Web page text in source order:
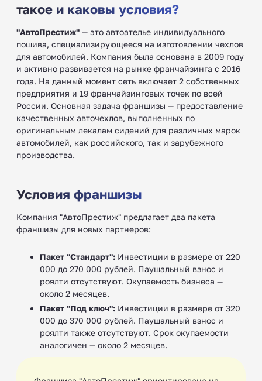
такое и каковы условия?
"АвтоПрестиж" — это автоателье индивидуального
пошива, специализирующееся на изготовлении чехлов
для автомобилей. Компания была основана в 2009 году
и активно развивается на рынке франчайзинга с 2016
года. На данный момент сеть включает 2 собственных
предприятия и 19 франчайзинговых точек по всей
России. Основная задача франшизы — предоставление
качественных авточехлов, выполненных по
оригинальным лекалам сидений для различных марок
автомобилей, как российского, так и зарубежного
производства.
Условия франшизы
Компания "АвтоПрестиж" предлагает два пакета
франшизы для новых партнеров:
Пакет "Стандарт": Инвестиции в размере от 220
000 до 270 000 рублей. Паушальный взнос и
роялти отсутствуют. Окупаемость бизнеса —
около 2 месяцев.
Пакет "Под ключ": Инвестиции в размере от 320
000 до 370 000 рублей. Паушальный взнос и
роялти также отсутствуют. Срок окупаемости
аналогичен — около 2 месяцев.